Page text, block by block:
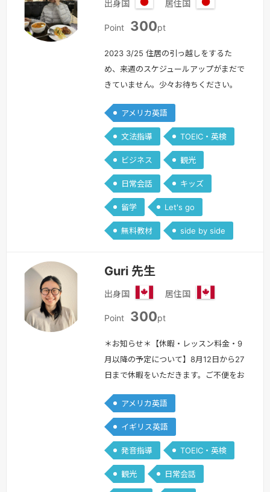
出身国
本
居住国
Point 300pt
2023 3/25 住居の引っ越しをするた
め、来週のスケジュールアップがまだで
きていません。少々お待ちください。
近までキルギス共和国という国で日本語
教師をしていました。語学を教えること
が大好きで、学生時代には塾講師として
中学生や高校生に受験英語を教えていた
経験もあります。最初は英語が全然話せ
ませんでしたが、高校での一年間のアメ
リカでの交換留学、大学での英語学習…
続きを見る »
アメリカ英語
文法指導 TOEIC・英検
ビジネス 観光
日常会話 キッズ
留学 Let's go
無料教材 side by side
Guri 先生
出身国
ナ
居住国
Point 300pt
＊お知らせ＊【休暇・レッスン料金・9
月以降の予定について】8月12日から27
日まで休暇をいただきます。ご不便をお
い。また、今後も継続してレッスン時間
を確保するため、9月1日よりレッスン
料金を500ポイントに変更させていただ
きます。9月以降は、日本時間の週末を
中心にレッスンを行う予定です。平日に
ついても、可能な範囲でご希望に合わせ
アメリカ英語
イギリス英語
発音指導 TOEIC・英検
観光 日常会話